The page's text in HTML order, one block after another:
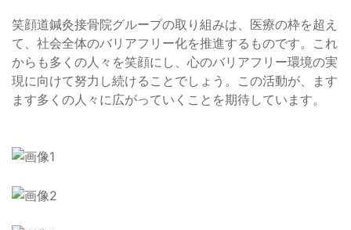
笑顔道鍼灸接骨院グループの取り組みは、医療の枠を超え
て、社会全体のバリアフリー化を推進するものです。これ
からも多くの人々を笑顔にし、心のバリアフリー環境の実
現に向けて努力し続けることでしょう。この活動が、ます
ます多くの人々に広がっていくことを期待しています。